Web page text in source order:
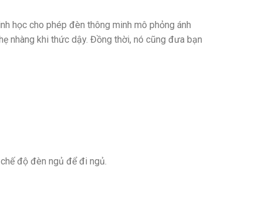
học cho phép đèn thông minh mô phỏng ánh
nhàng khi thức dậy. Đồng thời, nó cũng đưa bạn
độ đèn ngủ để đi ngủ.